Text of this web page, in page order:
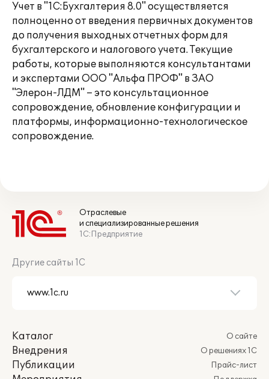
Учет в "1С:Бухгалтерия 8.0" осуществляется
полноценно от введения первичных документов
до получения выходных отчетных форм для
бухгалтерского и налогового учета. Текущие
работы, которые выполняются консультантами
и экспертами ООО "Альфа ПРОФ" в ЗАО
"Элерон-ЛДМ" – это консультационное
сопровождение, обновление конфигурации и
платформы, информационно-технологическое
сопровождение.
Отраслевые
и специализированные решения
1С:Предприятие
Другие сайты 1С
Каталог
Внедрения
Публикации
О сайте
О решениях 1С
Прайс-лист